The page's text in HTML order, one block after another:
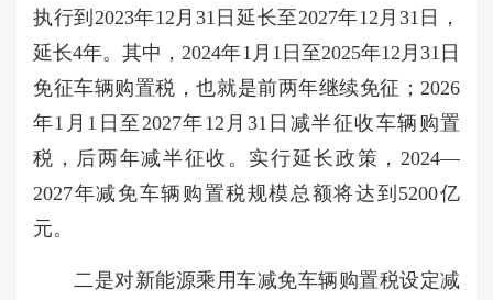
执行到2023年12月31日延长至2027年12月31日，
延长4年。其中，2024年1月1日至2025年12月31日
免征车辆购置税，也就是前两年继续免征；2026
年1月1日至2027年12月31日减半征收车辆购置
税，后两年减半征收。实行延长政策，2024—
2027年减免车辆购置税规模总额将达到5200亿
元。
二是对新能源乘用车减免车辆购置税设定减